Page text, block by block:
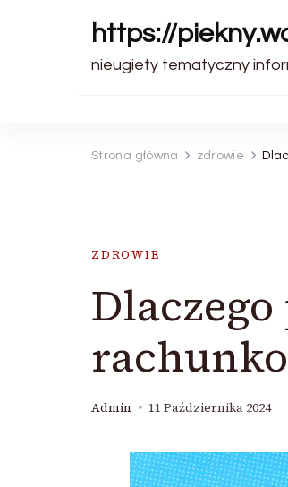
https://
nieugiety tematyczny
Strona główna zdrowie
ZDROWIE
Admin 11 Października 2024